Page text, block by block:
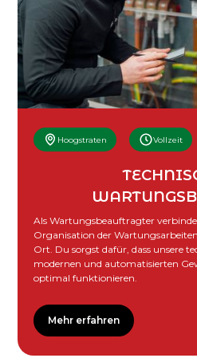
Hoogstraten Vollzeit
Als Wartungsbeauftragter
Organisation der
Ort. Du sorgst dafür, dass unsere
modernen und automatisierten
optimal funktionieren.
Mehr erfahren